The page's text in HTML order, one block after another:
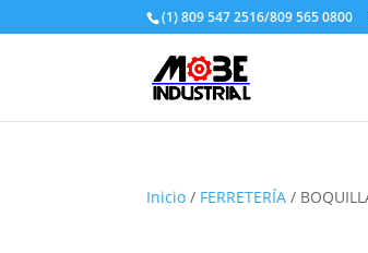
(1) 809 547 2516/809 565 0800
Inicio / FERRETERÍA /